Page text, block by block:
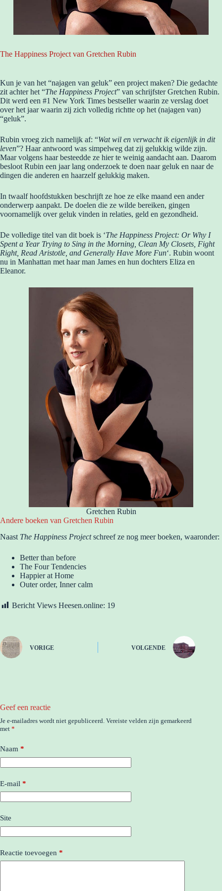
The Happiness Project van Gretchen Rubin
Kun je van het “najagen van geluk” een project maken? Die gedachte
zit achter het “The Happiness Project” van schrijfster Gretchen Rubin.
Dit werd een #1 New York Times bestseller waarin ze verslag doet
over het jaar waarin zij zich volledig richtte op het (najagen van)
“geluk”.
Rubin vroeg zich namelijk af: “Wat wil en verwacht ik eigenlijk in dit
leven”? Haar antwoord was simpelweg dat zij gelukkig wilde zijn.
Maar volgens haar besteedde ze hier te weinig aandacht aan. Daarom
besloot Rubin een jaar lang onderzoek te doen naar geluk en naar de
dingen die anderen en haarzelf gelukkig maken.
In twaalf hoofdstukken beschrijft ze hoe ze elke maand een ander
onderwerp aanpakt. De doelen die ze wilde bereiken, gingen
voornamelijk over geluk vinden in relaties, geld en gezondheid.
De volledige titel van dit boek is ‘The Happiness Project: Or Why I
Spent a Year Trying to Sing in the Morning, Clean My Closets, Fight
Right, Read Aristotle, and Generally Have More Fun‘. Rubin woont
nu in Manhattan met haar man James en hun dochters Eliza en
Eleanor.
Gretchen Rubin
Andere boeken van Gretchen Rubin
Naast The Happiness Projectschreef ze nog meer boeken, waaronder:
Better than before
The Four Tendencies
Happier at Home
Outer order, Inner calm
Bericht Views Heesen.online: 19
VORIGE VOLGENDE
Geef een reactie
Je e-mailadres wordt niet gepubliceerd. Vereiste velden zijn gemarkeerd
met *
Naam *
E-mail *
Site
Reactie toevoegen *